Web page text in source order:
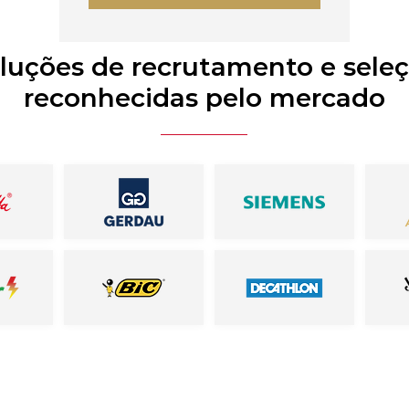
de recrutamento e
reconhecidas pelo mercado